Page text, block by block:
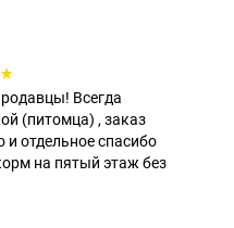
Всегда
(питомца) , заказ
отдельное спасибо
на пятый этаж без